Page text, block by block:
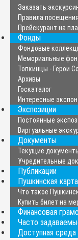
Заказать
Правила посещения
Прейскурант на
Фонды
Фондовые
Мемориальные
Топкинцы - Герои
Архивы
Госкаталог
Интересные
Экспозиции
Постоянные
Виртуальные
Документы
Текущие
Учредительные
Публикации
Пушкинская карта
Что такое
Купить билет на
Финансовая
Часто
Доступная среда